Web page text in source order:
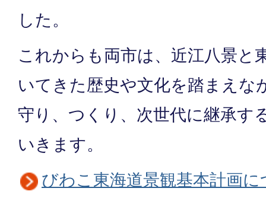
した。
これからも両市は、近江八景と
いてきた歴史や文化を踏まえな
守り、つくり、次世代に継承す
いきます。
びわこ東海道景観基本計画に